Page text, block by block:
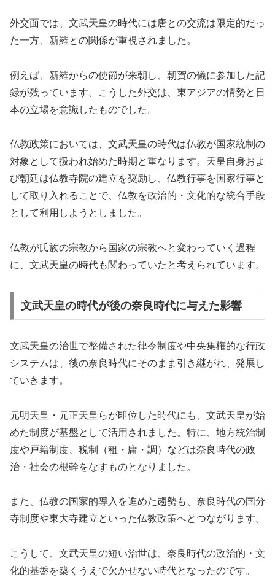
外交面では、文武天皇の時代には唐との交流は限定的だっ
た一方、新羅との関係が重視されました。
例えば、新羅からの使節が来朝し、朝賀の儀に参加した記
録が残っています。こうした外交は、東アジアの情勢と日
本の立場を意識したものでした。
仏教政策においては、文武天皇の時代は仏教が国家統制の
対象として扱われ始めた時期と重なります。天皇自身およ
び朝廷は仏教寺院の建立を奨励し、仏教行事を国家行事と
して取り入れることで、仏教を政治的・文化的な統合手段
として利用しようとしました。
仏教が氏族の宗教から国家の宗教へと変わっていく過程
に、文武天皇の時代も関わっていたと考えられています。
文武天皇の時代が後の奈良時代に与えた影響
文武天皇の治世で整備された律令制度や中央集権的な行政
システムは、後の奈良時代にそのまま引き継がれ、発展し
ていきます。
元明天皇・元正天皇らが即位した時代にも、文武天皇が始
めた制度が基盤として活用されました。特に、地方統治制
度や戸籍制度、税制（租・庸・調）などは奈良時代の政
治・社会の根幹をなすものとなりました。
また、仏教の国家的導入を進めた趨勢も、奈良時代の国分
寺制度や東大寺建立といった仏教政策へとつながります。
こうして、文武天皇の短い治世は、奈良時代の政治的・文
化的基盤を築くうえで欠かせない時代となったのです。